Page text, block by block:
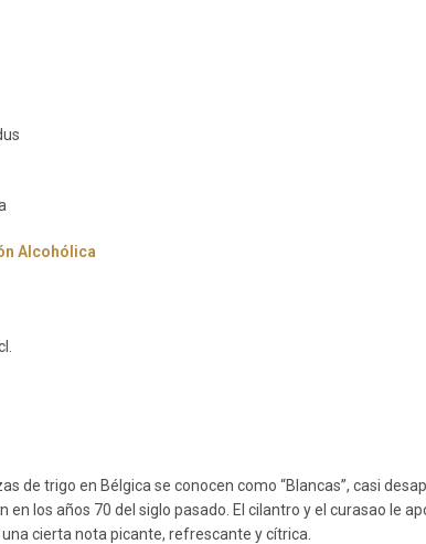
Alcohólica
de trigo en Bélgica se conocen como “Blancas”, casi
en los años 70 del siglo pasado. El cilantro y el curasao le
cierta nota picante, refrescante y cítrica.